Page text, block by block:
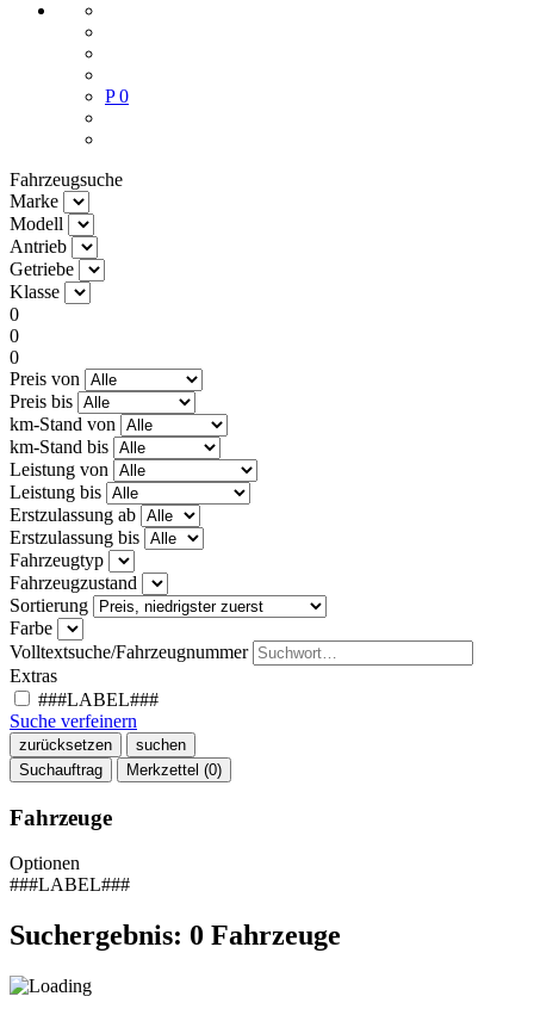
P 0
Fahrzeugsuche
Marke
Modell
Antrieb
Getriebe
Klasse
0
0
0
Preis von
Preis bis
km-Stand von
km-Stand bis
Leistung von
Leistung bis
Erstzulassung ab
Erstzulassung bis
Fahrzeugtyp
Fahrzeugzustand
Sortierung
Farbe
Volltextsuche/Fahrzeugnummer
Extras
###LABEL###
Suche verfeinern
zurücksetzen
suchen
Suchauftrag
Merkzettel (0)
Fahrzeuge
Optionen
###LABEL###
Suchergebnis: 0 Fahrzeuge